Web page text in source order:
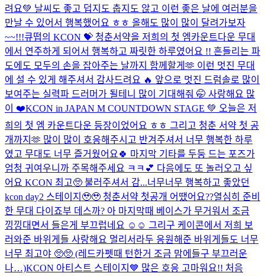
려요💚 날씨도 좋고 덥지도 춥지도 않고 이런 좋은 날에 여러분을
만날 수 있어서 행복했어요 ㅎㅎ 올해도 많이 많이 달려가보자
~~!!!큐떱의 KCON 💝 청춘서약을 저희의 첫 엠카운트다운 무대
에서 연주하게 되어서 행복하고 짜릿한 하루였어요 !! 흔들리는 파
도에도 모두의 손을 잡아주는 날까지 함께할게🫶 이런 멋진 무대
에 설 수 있게 해주셔서 감사드려요 🔥 앞으로 멋진 드럼솔로 많이
보여주는 실력파 드러머가 될테니 많이 기대해줘 🤭 사랑해요 많
이 ❤️KCON in JAPAN M COUNTDOWN STAGE 💚 오늘은 저
희의 첫 엠 카운트다운 등장이었어요 ㅎㅎ 그리고 청춘 서약 첫 공
개까지🫶 많이 많이 호응해주시고 반겨주셔서 너무 행복한 하루
였고 무대도 너무 즐거웠어요🍀 마지막 기타를 두둥 드는 포즈가
엄청 귀여우니까 주목해주세요 ㅋㅋ💕 다음에도 또 놀러오고 싶
어요 KCON 최고🥺 불러주셔서 감...너무너무 행복하고 좋았던
kcon day2 스테이지🥹🥹 청춘서약 첫공개 어땠어요??열심히 준비
한 무대 다이죠부 데스까? 아 마지막때 베이스가 무거워서 조금
낑낑대면서 들은게 부끄럽네요 ☺️☺️ 그리구 케이콘에서 저희 보
러와준 바위게들 사랑해요 멀리서라두 응원해준 바위게들도 너무
너무 최고야 🥺🥺 (레드카펫때 턴한거 조금 맘에들구 부끄러운
나…)KCON 아티스트 스테이지💙 많은 호응 고마워요!! 처음